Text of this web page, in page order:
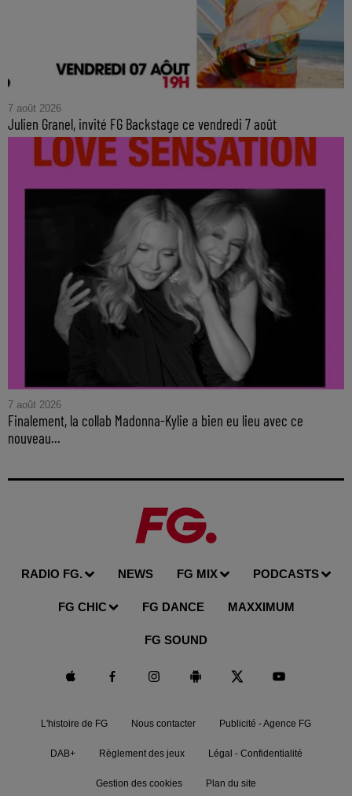
7 août 2026
Julien Granel, invité FG Backstage ce vendredi 7 août
7 août 2026
Finalement, la collab Madonna-Kylie a bien eu lieu avec ce
nouveau...
RADIO FG. NEWS FG MIX PODCASTS
FG CHIC FG DANCE MAXXIMUM
FG SOUND
L'histoire de FG Nous contacter Publicité - Agence FG
DAB+ Règlement des jeux Légal - Confidentialité
Gestion des cookies Plan du site